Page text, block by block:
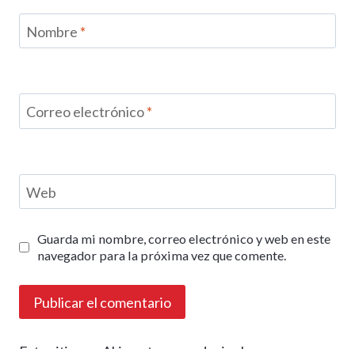
Nombre *
Correo electrónico*
Web
Guarda mi nombre, correo electrónico y web en este
navegador para la próxima vez que comente.